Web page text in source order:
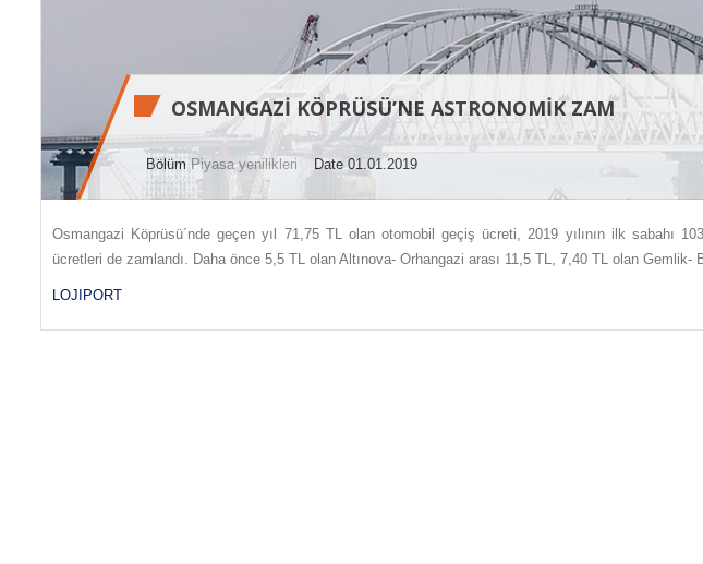
OSMANGAZI KÖPRÜSÜ’NE ASTRONOMIK ZAM
Bölüm Piyasa yenilikleri Date 01.01.2019
Osmangazi Köprüsü´nde geçen yıl 71,75 TL olan otomobil geçiş ücreti, 2019 yılının ilk sabahı
ücretleri de zamlandı. Daha önce 5,5 TL olan Altınova- Orhangazi arası 11,5 TL, 7,40 TL olan Gemlik-
LOJIPORT